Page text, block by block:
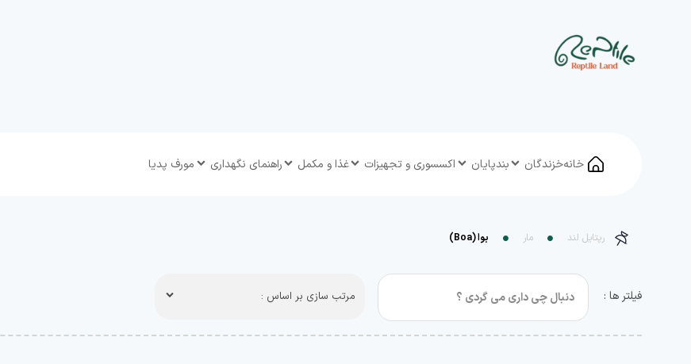
خانهخزندگان بندپایان اکسسوری و تجهیزات غذا و مکمل راهنمای نگهداری مورف پدیا
رپتایل لند مار بوا (Boa)
فیلتر ها : مرتب سازی بر اساس :